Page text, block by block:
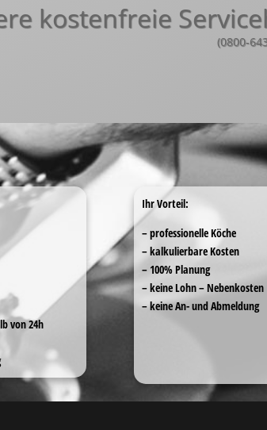
kostenfreie
(0800-
von 24h
Ihr Vorteil:
– professionelle Köche
– kalkulierbare Kosten
– 100% Planung
– keine Lohn – Nebenkosten
– keine An- und Abmeldung